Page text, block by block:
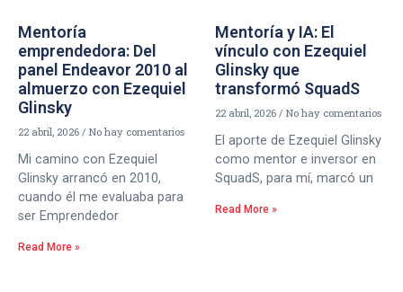
Mentoría
emprendedora: Del
panel Endeavor 2010 al
almuerzo con Ezequiel
Glinsky
22 abril, 2026 No hay comentarios
Mi camino con Ezequiel
Glinsky arrancó en 2010,
cuando él me evaluaba para
ser Emprendedor
Read More »
Mentoría y IA: El
vínculo con Ezequiel
Glinsky que
transformó SquadS
22 abril, 2026 No hay comentarios
El aporte de Ezequiel Glinsky
como mentor e inversor en
SquadS, para mí, marcó un
Read More »